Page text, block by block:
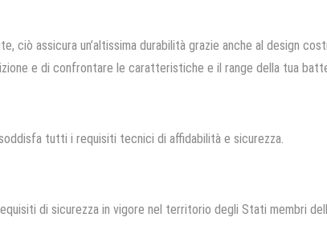
ciò assicura un’altissima durabilità grazie anche al design
e di confrontare le caratteristiche e il range della tua
tutti i requisiti tecnici di affidabilità e sicurezza.
di sicurezza in vigore nel territorio degli Stati membri